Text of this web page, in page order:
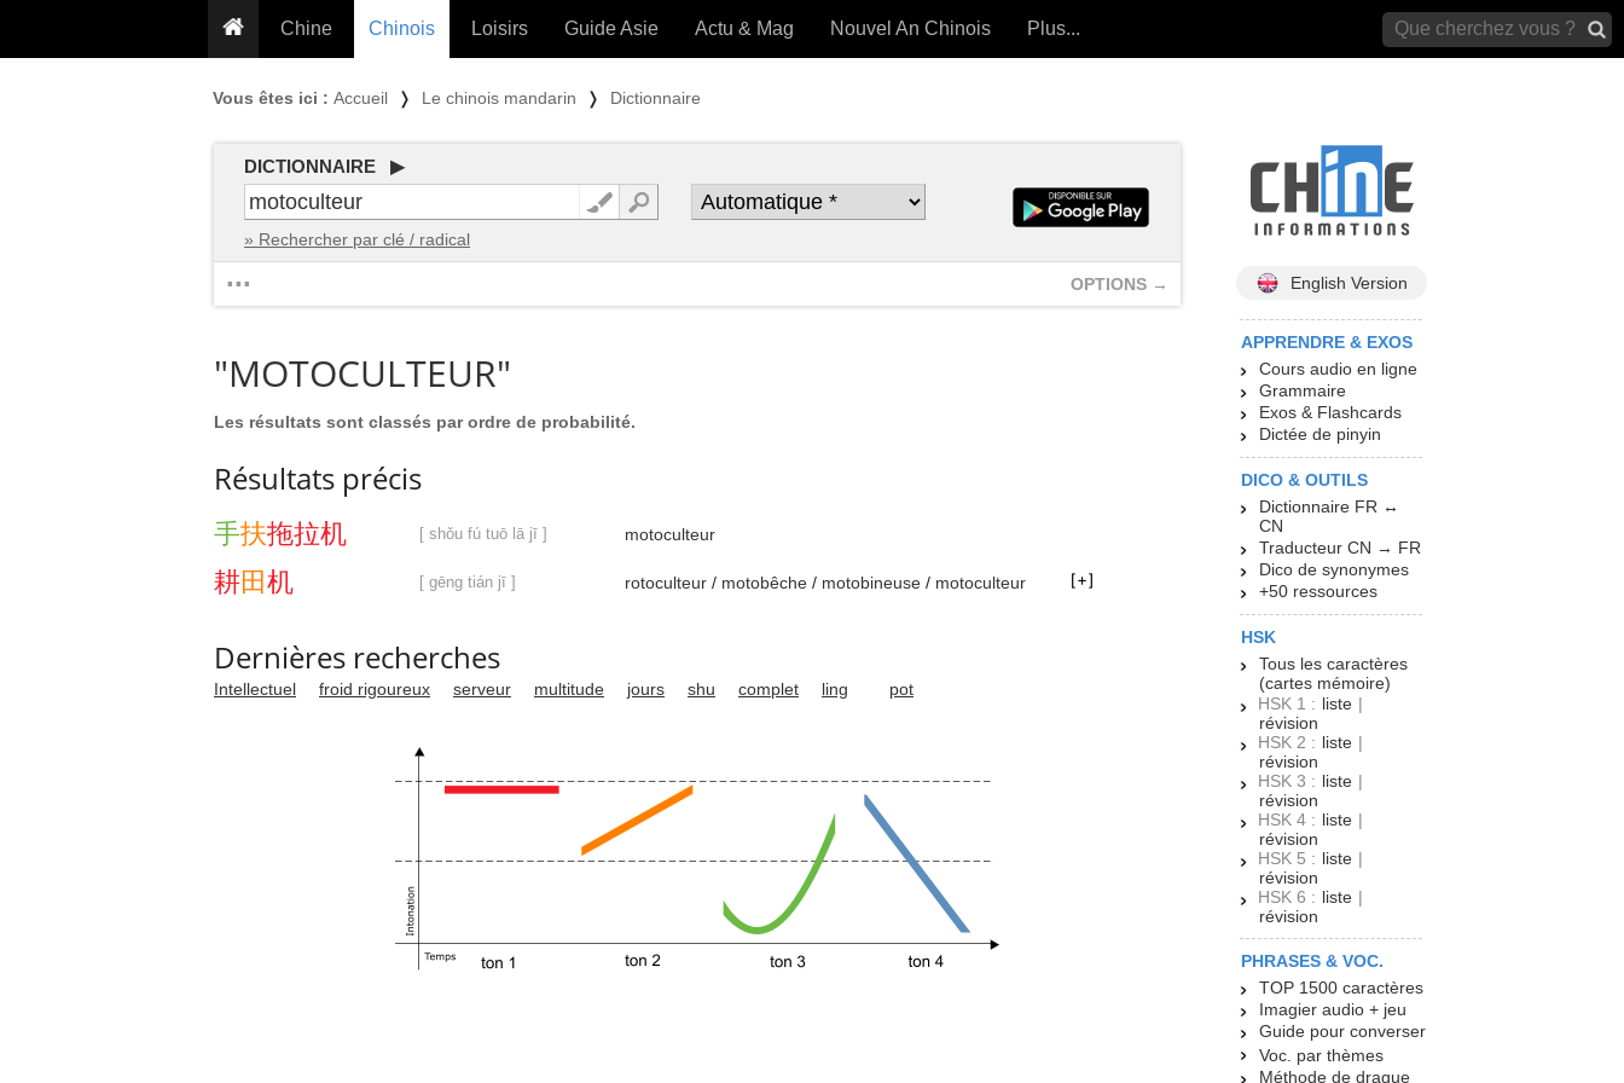
Chine
Conseils voyageurs
Plantes médicinales
Proverbes
Calendrier en ligne
Chinois
Grammaire
Exos & Flashcards
Loisirs
PLUS (24 OUTILS) »
Guide Asie Actu & Mag Nouvel An Chinois Plus...
Vous êtes ici : Accueil ❭ Le chinois mandarin ❭ Dictionnaire
DICTIONNAIRE ▶
» Rechercher par clé / radical
... OPTIONS →
"MOTOCULTEUR"
Les résultats sont classés par ordre de probabilité.
Résultats précis
手扶拖拉机 [ shǒu fú tuō lā jī ] motoculteur
耕田 机 [ gēng tián jī ] rotoculteur / motobêche / motobineuse / motoculteur
Dernières recherches
Intellectuel froid rigoureux serveur multitude jours shu complet ling pot
English Version
APPRENDRE & EXOS
Cours audio en ligne
Grammaire
Exos & Flashcards
Dictée de pinyin
DICO & OUTILS
Dictionnaire FR ↔
CN
Traducteur CN → FR
Dico de synonymes
+50 ressources
HSK
Tous les caractères
(cartes mémoire)
HSK 1 : liste |
révision
HSK 2 : liste |
révision
HSK 3 : liste |
révision
HSK 4 : liste |
révision
HSK 5 : liste |
révision
HSK 6 : liste |
révision
PHRASES & VOC.
TOP 1500 caractères
Imagier audio + jeu
Guide pour converser
Voc. par thèmes
Méthode de drague